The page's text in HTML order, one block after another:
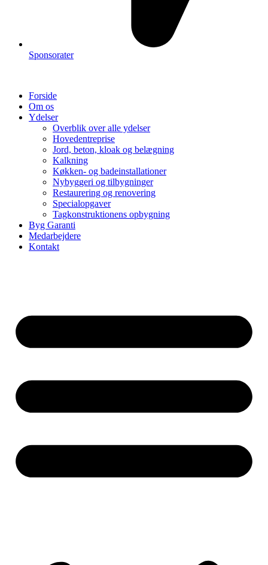
Sponsorater
Forside
Om os
Ydelser
Overblik over alle ydelser
Hovedentreprise
Jord, beton, kloak og belægning
Kalkning
Køkken- og badeinstallationer
Nybyggeri og tilbygninger
Restaurering og renovering
Specialopgaver
Tagkonstruktionens opbygning
Byg Garanti
Medarbejdere
Kontakt